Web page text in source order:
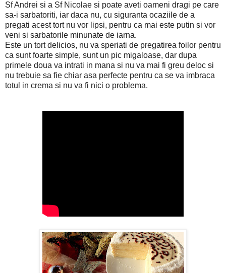
Sf Andrei si a Sf Nicolae si poate aveti oameni dragi pe care
sa-i sarbatoriti, iar daca nu, cu siguranta ocaziile de a
pregati acest tort nu vor lipsi, pentru ca mai este putin si vor
veni si sarbatorile minunate de iarna.
Este un tort delicios, nu va speriati de pregatirea foilor pentru
ca sunt foarte simple, sunt un pic migaloase, dar dupa
primele doua va intrati in mana si nu va mai fi greu deloc si
nu trebuie sa fie chiar asa perfecte pentru ca se va imbraca
totul in crema si nu va fi nici o problema.